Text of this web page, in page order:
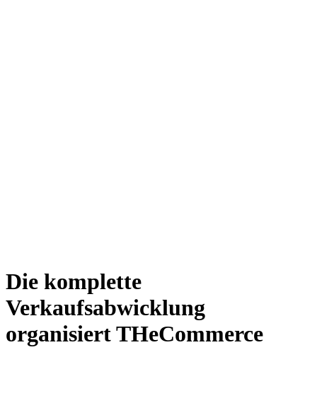
Die komplette
Verkaufsabwicklung
organisiert THeCommerce